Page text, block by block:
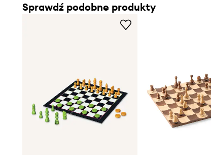
Sprawdź podobne produkty